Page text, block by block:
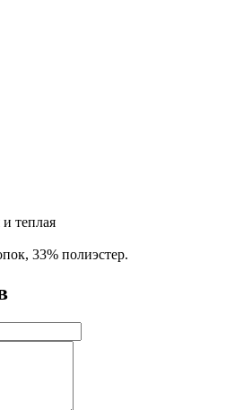
теплая
33% полиэстер.